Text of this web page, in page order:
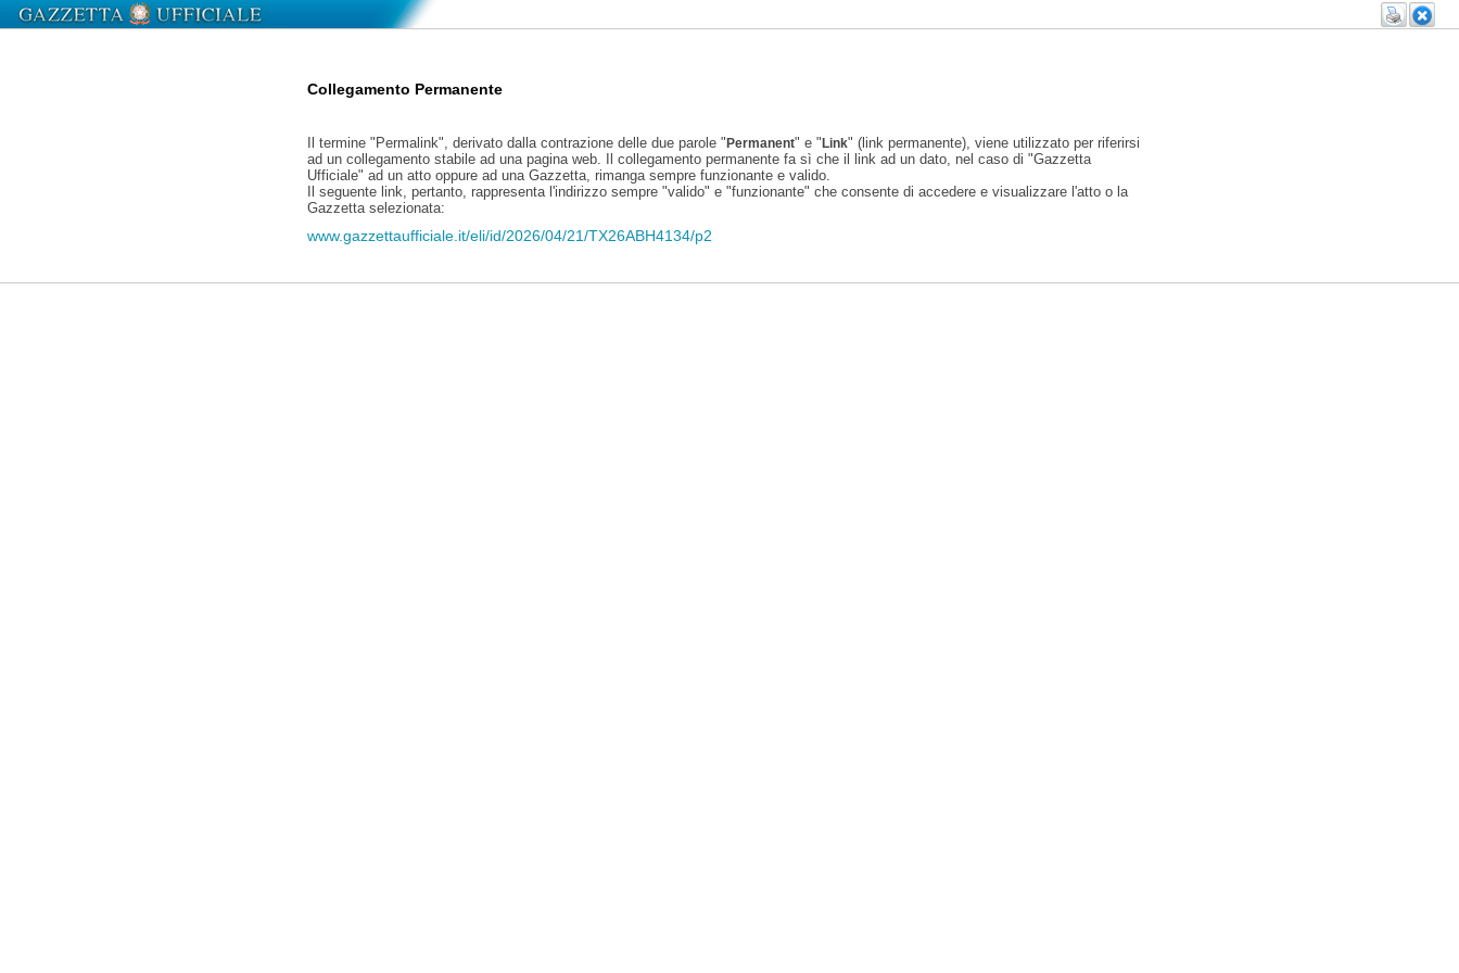
Collegamento Permanente
Il termine "Permalink", derivato dalla contrazione delle due parole "Permanent" e "Link" (link permanente), viene utilizzato per riferirsi
ad un collegamento stabile ad una pagina web. Il collegamento permanente fa sì che il link ad un dato, nel caso di "Gazzetta
Ufficiale" ad un atto oppure ad una Gazzetta, rimanga sempre funzionante e valido.
Il seguente link, pertanto, rappresenta l'indirizzo sempre "valido" e "funzionante" che consente di accedere e visualizzare l'atto o la
Gazzetta selezionata:
www.gazzettaufficiale.it/eli/id/2026/04/21/TX26ABH4134/p2